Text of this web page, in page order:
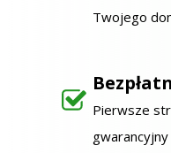
Pierwsze
Twojego